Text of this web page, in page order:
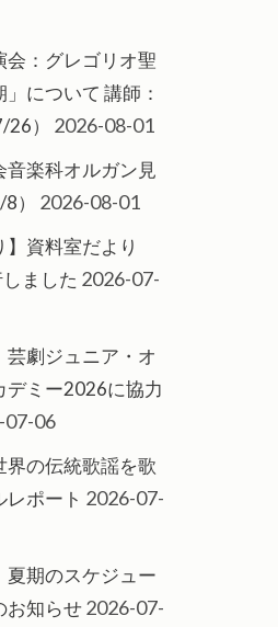
会：グレゴリオ聖
について 講師：
）
2026-08-01
音楽科オルガン見
）
2026-08-01
】資料室だより
ました 2026-07-
芸劇ジュニア・オ
デミー2026に協力
07-06
界の伝統歌謡を歌
レポート 2026-07-
夏期のスケジュー
お知らせ 2026-07-